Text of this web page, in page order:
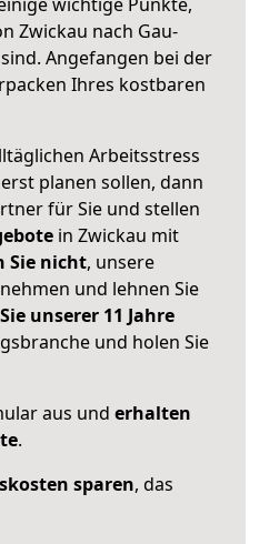
Zwickau nach Gau-
Angefangen bei der
Ihres kostbaren
Arbeitsstress
planen sollen, dann
für Sie und stellen
in Zwickau mit
Sie nicht, unsere
und lehnen Sie
unserer 11 Jahre
und holen Sie
aus und erhalten
.
sparen, das